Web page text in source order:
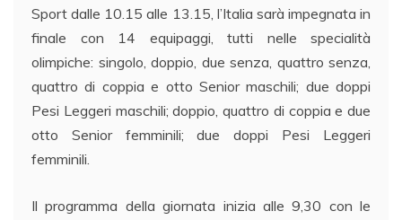
Sport dalle 10.15 alle 13.15, l’Italia sarà impegnata in
finale con 14 equipaggi, tutti nelle specialità
olimpiche: singolo, doppio, due senza, quattro senza,
quattro di coppia e otto Senior maschili; due doppi
Pesi Leggeri maschili; doppio, quattro di coppia e due
otto Senior femminili; due doppi Pesi Leggeri
femminili.
Il programma della giornata inizia alle 9,30 con le